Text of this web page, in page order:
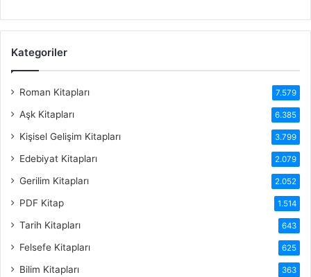
Kategoriler
Roman Kitapları 7.579
Aşk Kitapları 6.385
Kişisel Gelişim Kitapları 3.799
Edebiyat Kitapları 2.079
Gerilim Kitapları 2.052
PDF Kitap 1.514
Tarih Kitapları 643
Felsefe Kitapları 625
Bilim Kitapları 363